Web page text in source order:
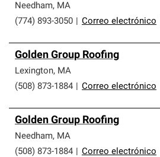
Needham, MA
(774) 893-3050
Correo electrónico
Golden Group Roofing
Lexington, MA
(508) 873-1884
Correo electrónico
Golden Group Roofing
Needham, MA
(508) 873-1884
Correo electrónico